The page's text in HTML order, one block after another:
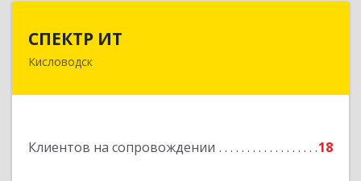
СПЕКТР ИТ
Кисловодск
Клиентов на сопровождении 18
357736, Ставропольский край, Кисловодск г,